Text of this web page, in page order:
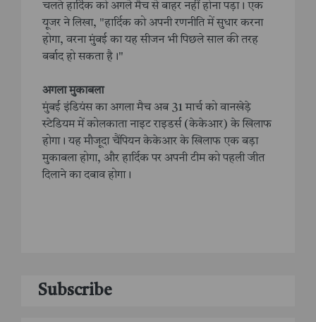
चलते हार्दिक को अगले मैच से बाहर नहीं होना पड़ा। एक
यूजर ने लिखा, "हार्दिक को अपनी रणनीति में सुधार करना
होगा, वरना मुंबई का यह सीजन भी पिछले साल की तरह
बर्बाद हो सकता है।"
अगला मुकाबला
मुंबई इंडियंस का अगला मैच अब 31 मार्च को वानखेड़े
स्टेडियम में कोलकाता नाइट राइडर्स (केकेआर) के खिलाफ
होगा। यह मौजूदा चैंपियन केकेआर के खिलाफ एक बड़ा
मुकाबला होगा, और हार्दिक पर अपनी टीम को पहली जीत
दिलाने का दबाव होगा।
Subscribe